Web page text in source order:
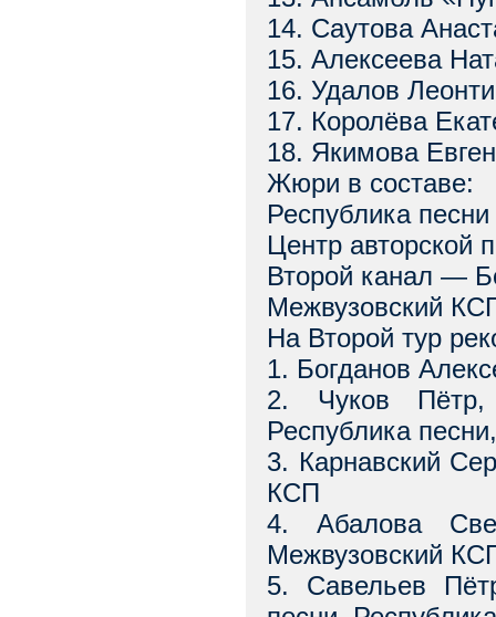
14. Саутова
15. Алексеева
16. Удалов
17. Королёва
18. Якимова
Жюри в составе:
Республика
Центр авторской
Второй канал —
Межвузовский
На Второй тур
1. Богданов
2. Чуков Пётр,
Республика
3. Карнавский
КСП
4. Абалова
Межвузовский
5. Савельев